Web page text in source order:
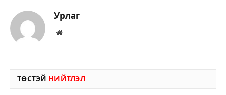
Урлаг
Вэбсайт
ТӨСТЭЙ НИЙТЛЭЛ